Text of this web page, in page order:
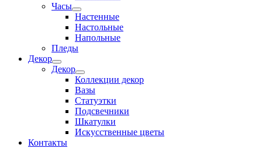
Часы
Настенные
Настольные
Напольные
Пледы
Декор
Декор
Коллекции декор
Вазы
Статуэтки
Подсвечники
Шкатулки
Искусственные цветы
Контакты